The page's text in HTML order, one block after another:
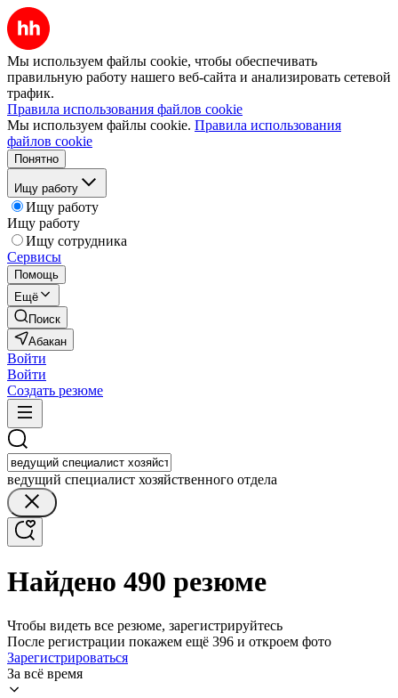
Мы используем файлы cookie, чтобы обеспечивать
правильную работу нашего веб-сайта и анализировать сетевой
трафик.
Правила использования файлов cookie
Мы используем файлы cookie. Правила использования
файлов cookie
Понятно
Ищу работу
Ищу работу
Ищу работу
Ищу сотрудника
Сервисы
Помощь
Ещё
Поиск
Абакан
Войти
Войти
Создать резюме
ведущий специалист хозяйственного отдела
Найдено 490 резюме
Чтобы видеть все резюме, зарегистрируйтесь
После регистрации покажем ещё 396 и откроем фото
Зарегистрироваться
За всё время